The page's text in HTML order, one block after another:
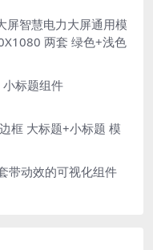
屏智慧电力大屏通用模
两套 绿色+浅色
标题组件
框 大标题+小标题 模
带动效的可视化组件